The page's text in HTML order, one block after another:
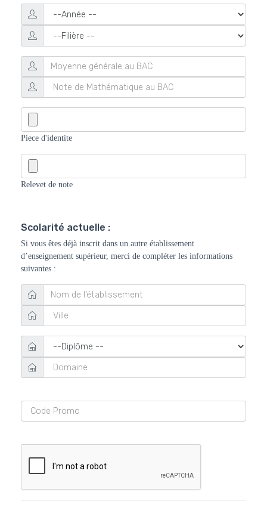
Piece d'identite
Relevet de note
Scolarité actuelle :
Si vous êtes déjà inscrit dans un autre établissement
d’enseignement supérieur, merci de compléter les informations
suivantes :